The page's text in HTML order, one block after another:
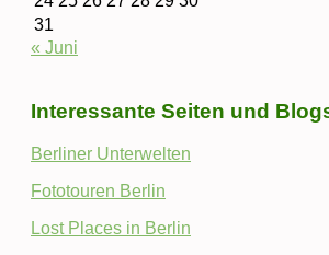
31
« Juni
Interessante Seiten und
Berliner Unterwelten
Fototouren Berlin
Lost Places in Berlin